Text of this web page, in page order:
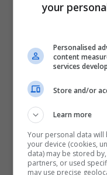
your
Personalised
content
services
Store and/or
Learn more
Your personal data
your device (cookies,
data) may be stored
partners, or used
may use precise